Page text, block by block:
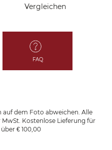
Vergleichen
FAQ
auf dem Foto abweichen. Alle
Kostenlose Lieferung für
€ 100,00